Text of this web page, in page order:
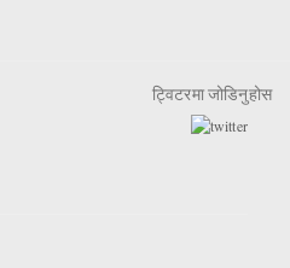
ट्विटरमा जोडिनुहोस